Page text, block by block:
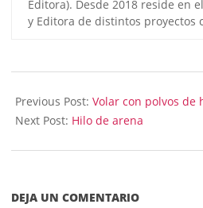
Editora). Desde 2018 reside en
y Editora de distintos proyectos
03-
13
Previous Post: Volar con polvos de
Next Post: Hilo de arena
DEJA UN COMENTARIO